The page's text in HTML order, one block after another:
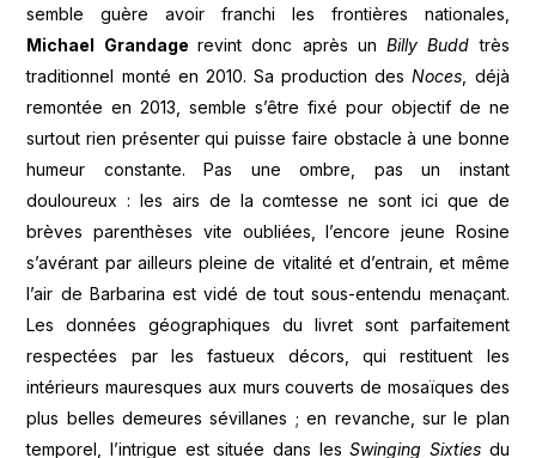
semble guère avoir franchi les frontières nationales,
Michael Grandage revint donc après unBilly Buddtrès
traditionnel monté en 2010. Sa production desNoces , déjà
remontée en 2013, semble s’être fixé pour objectif de ne
surtout rien présenter qui puisse faire obstacle à une bonne
humeur constante. Pas une ombre, pas un instant
douloureux : les airs de la comtesse ne sont ici que de
brèves parenthèses vite oubliées, l’encore jeune Rosine
s’avérant par ailleurs pleine de vitalité et d’entrain, et même
l’air de Barbarina est vidé de tout sous-entendu menaçant.
Les données géographiques du livret sont parfaitement
respectées par les fastueux décors, qui restituent les
intérieurs mauresques aux murs couverts de mosaïques des
plus belles demeures sévillanes ; en revanche, sur le plan
temporel, l’intrigue est située dans lesSwinging Sixtiesdu